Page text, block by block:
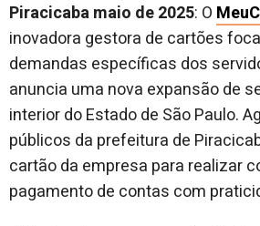
Piracicaba maio de 2025: O
inovadora gestora de cartões
demandas específicas dos
anuncia uma nova expansão de
interior do Estado de São Paulo.
públicos da prefeitura de
cartão da empresa para realizar
pagamento de contas com